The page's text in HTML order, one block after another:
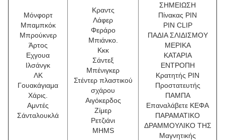
Μόνφορτ
Μπαμπκόκ
Μπρούκνερ
Άρτος
Εχγουα
Ιλσάνγκ
ΛΚ
Γουακάγιαμα
Χάρις.
Αμντές
Σάνταλουκλά
Κραντς
Λάφερ
Φεράρο
Μπιάνκο.
Κκκ
Σάντεξ
Μπένιγκερ
Στέντερ πλαστικού
σχάρου
Αιγόκερδος
Ζίμερ
Ρετζιάνι
MHMS
ΣΗΜΕΙΩΣΗ
Πίνακας PIN
PIN CLIP
ΠΑΔΙΑ ΣΛΙΔΙΣΜΟΥ
ΜΕΡΙΚΑ
ΚΑΤΑΡΙΑ
ΕΝΤΡΟΠΗ
Κρατητής PIN
Προστατευτής
ΠΑΜΠΑ
Επαναλάβετε ΚΕΦΑ
ΠΑΡΑΜΑΤΙΚΟ
ΔΡΑΜΜΟΥΛΙΚΟ ΤΗΣ
Μαγνητικής